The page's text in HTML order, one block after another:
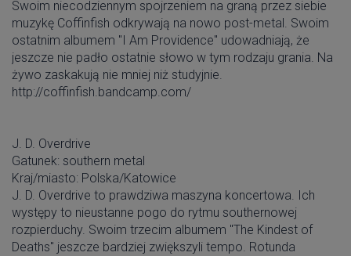
Swoim niecodziennym spojrzeniem na graną przez siebie
muzykę Coffinfish odkrywają na nowo post-metal. Swoim
ostatnim albumem "I Am Providence" udowadniają, że
jeszcze nie padło ostatnie słowo w tym rodzaju grania. Na
żywo zaskakują nie mniej niż studyjnie.
http://coffinfish.bandcamp.com/
J. D. Overdrive
Gatunek: southern metal
Kraj/miasto: Polska/Katowice
J. D. Overdrive to prawdziwa maszyna koncertowa. Ich
występy to nieustanne pogo do rytmu southernowej
rozpierduchy. Swoim trzecim albumem "The Kindest of
Deaths" jeszcze bardziej zwiększyli tempo. Rotunda